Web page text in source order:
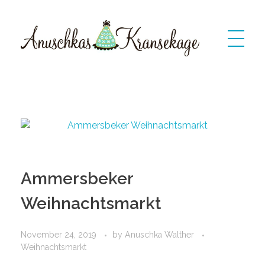
Ammersbeker
Weihnachtsmarkt
November 24, 2019 by Anuschka Walther
Weihnachtsmarkt